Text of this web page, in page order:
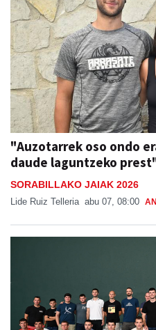
"Auzotarrek oso ondo
daude laguntzeko
SORABILLAKO JAIAK 2026
Lide Ruiz Telleria abu 07, 08:00